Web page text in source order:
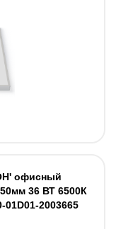
офисный
36 ВТ 6500К
2003665